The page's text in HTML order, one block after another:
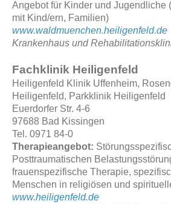
Angebot für Kinder und Jugendliche
mit Kind/ern, Familien)
www.waldmuenchen.heiligenfeld.de
Krankenhaus und
Fachklinik Heiligenfeld
Heiligenfeld Klinik Uffenheim,
Heiligenfeld, Parkklinik Heiligenfeld
Euerdorfer Str. 4-6
97688 Bad Kissingen
Tel. 0971 84-0
Therapieangebot:
Posttraumatischen
frauenspezifische Therapie,
Menschen in religiösen und
www.heiligenfeld.de